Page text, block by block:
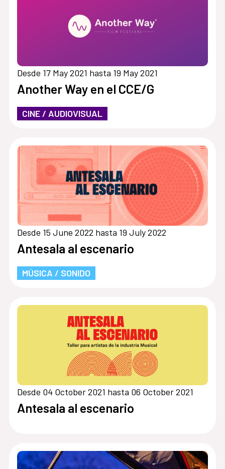
Desde 17 May 2021 hasta 19 May 2021
Another Way en el CCE/G
CINE / AUDIOVISUAL
Desde 15 June 2022 hasta 19 July 2022
Antesala al escenario
MÚSICA / SONIDO
Desde 04 October 2021 hasta 06 October 2021
Antesala al escenario